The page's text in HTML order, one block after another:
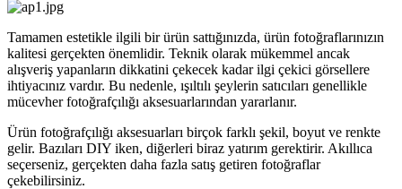
Tamamen estetikle ilgili bir ürün sattığınızda, ürün fotoğraflarınızın
kalitesi gerçekten önemlidir. Teknik olarak mükemmel ancak
alışveriş yapanların dikkatini çekecek kadar ilgi çekici görsellere
ihtiyacınız vardır. Bu nedenle, ışıltılı şeylerin satıcıları genellikle
mücevher fotoğrafçılığı aksesuarlarından yararlanır.
Ürün fotoğrafçılığı aksesuarları birçok farklı şekil, boyut ve renkte
gelir. Bazıları DIY iken, diğerleri biraz yatırım gerektirir. Akıllıca
seçerseniz, gerçekten daha fazla satış getiren fotoğraflar
çekebilirsiniz.